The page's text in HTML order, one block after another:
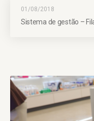
01/08/2018
Sistema de gestão –